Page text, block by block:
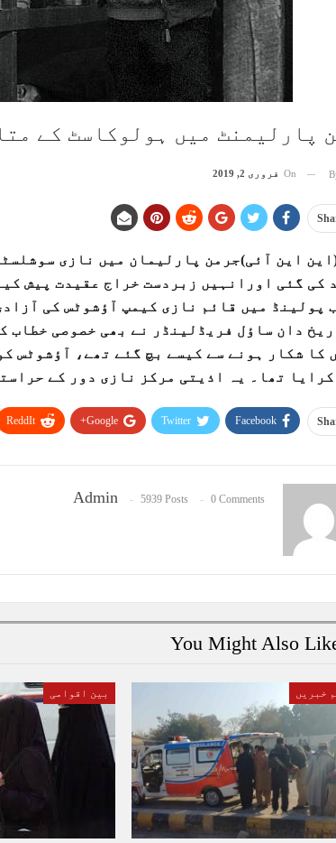
پارلیمنٹ میں ہولوکاسٹ کے
On فروری 2, 2019
این آئی)جرمن پارلیمان میں نازی
کی گئی اورانہیں زبردست خراج عقیدت پیش
دان ساؤل فریڈلینڈر نے بھی خصوصی
کرایا تھا۔ یہ اذیتی مرکز نازی دور کے
Facebook
Twitter
Google+
ReddIt
Admin 5939 Posts 0 Comments
You Might Also
خبریں بین اقوامی